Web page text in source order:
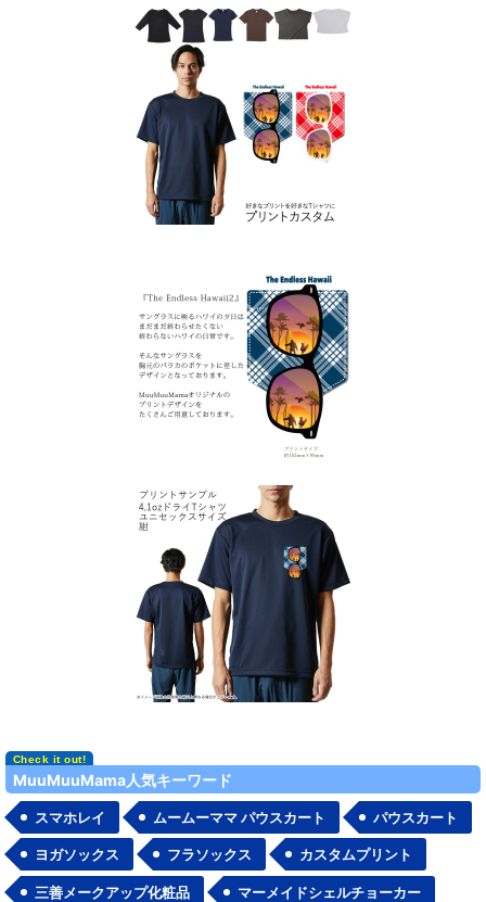
MuuMuuMama人気キーワード
スマホレイ ムームーママ パウスカート パウスカート
ヨガソックス フラソックス カスタムプリント
三善メークアップ化粧品 マーメイドシェルチョーカー